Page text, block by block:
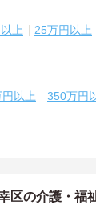
上 25万円以上
以上 350万円
区の介護・福